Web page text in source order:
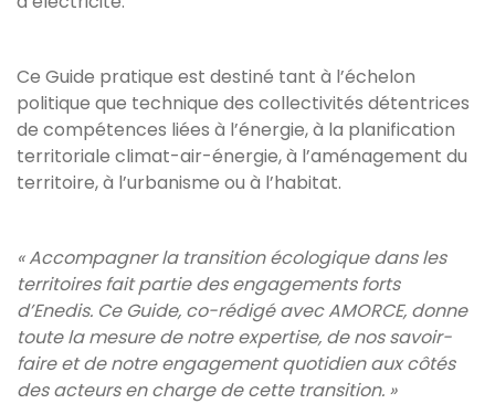
Ce Guide pratique est destiné tant à l’échelon
politique que technique des collectivités détentrices
de compétences liées à l’énergie, à la planification
territoriale climat-air-énergie, à l’aménagement du
territoire, à l’urbanisme ou à l’habitat.
« Accompagner la transition écologique dans les
territoires fait partie des engagements forts
d’Enedis. Ce Guide, co-rédigé avec AMORCE, donne
toute la mesure de notre expertise, de nos savoir-
faire et de notre engagement quotidien aux côtés
des acteurs en charge de cette transition. »